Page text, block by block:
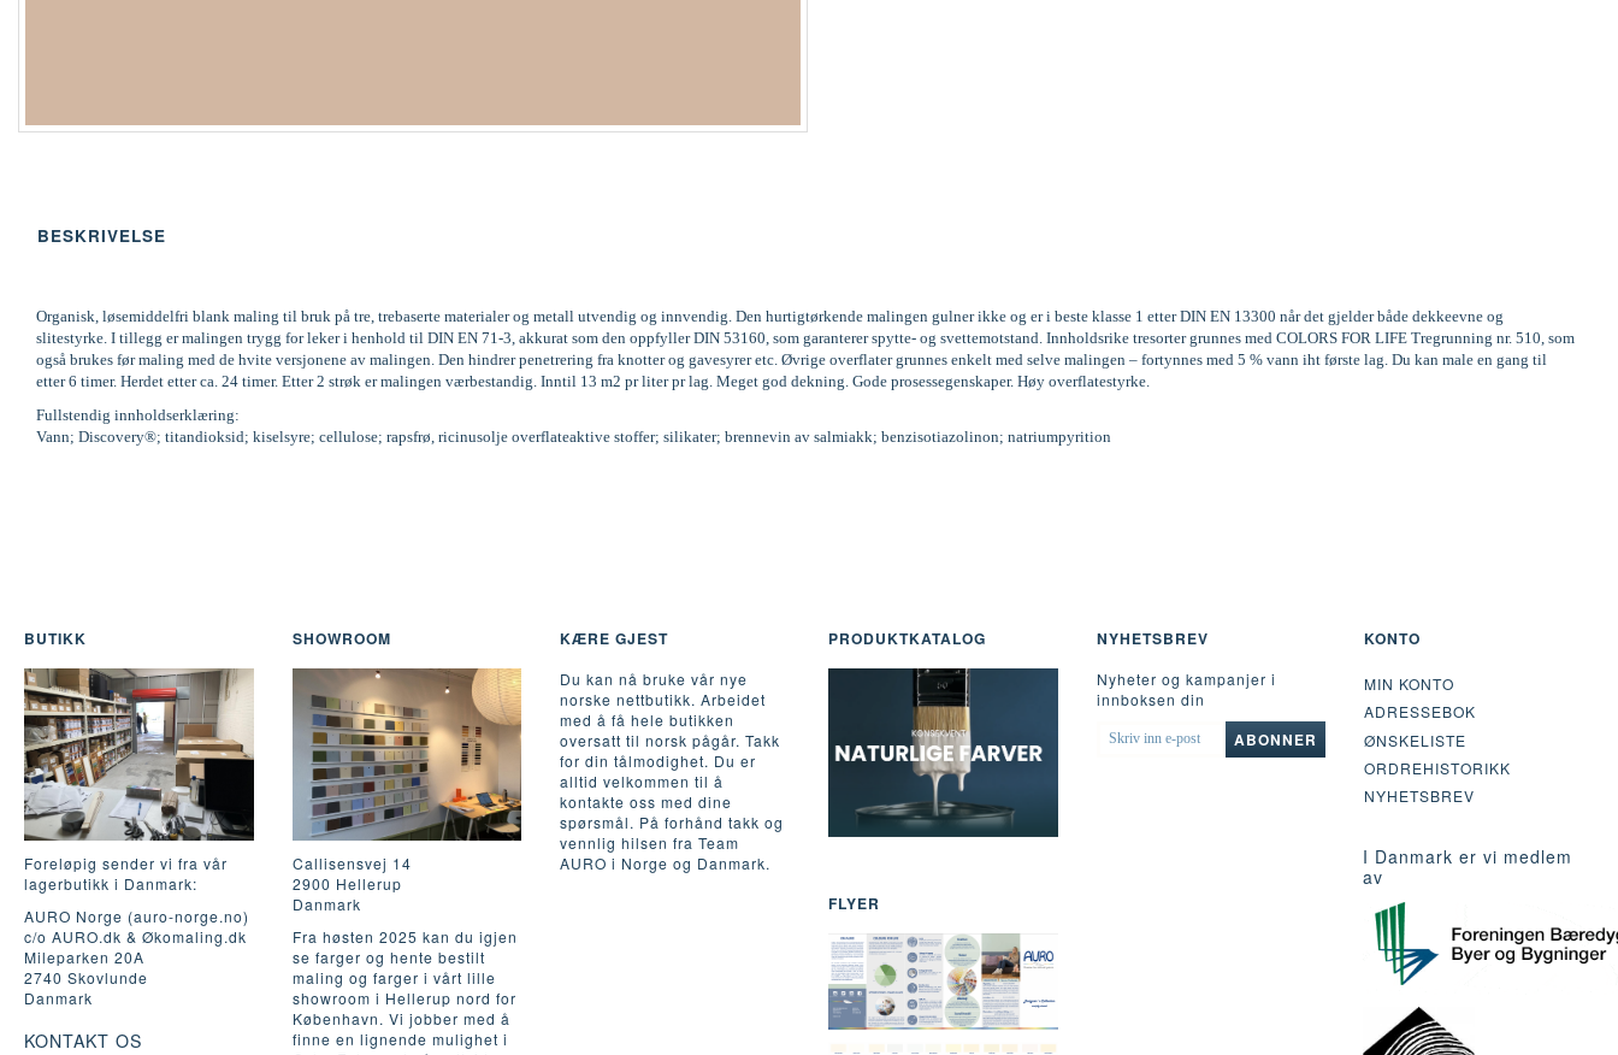
BESKRIVELSE
Organisk, løsemiddelfri blank maling til bruk på tre, trebaserte materialer og metall utvendig og innvendig. Den hurtigtørkende malingen gulner ikke og er i beste klasse 1 etter DIN EN 13300 når det gjelder både dekkeevne og
slitestyrke. I tillegg er malingen trygg for leker i henhold til DIN EN 71-3, akkurat som den oppfyller DIN 53160, som garanterer spytte- og svettemotstand. Innholdsrike tresorter grunnes med COLORS FOR LIFE Tregrunning nr. 510, som
også brukes før maling med de hvite versjonene av malingen. Den hindrer penetrering fra knotter og gavesyrer etc. Øvrige overflater grunnes enkelt med selve malingen – fortynnes med 5 % vann iht første lag. Du kan male en gang til
etter 6 timer. Herdet etter ca. 24 timer. Etter 2 strøk er malingen værbestandig. Inntil 13 m2 pr liter pr lag. Meget god dekning. Gode prosessegenskaper. Høy overflatestyrke.
Fullstendig innholdserklæring:
Vann; Discovery®; titandioksid; kiselsyre; cellulose; rapsfrø, ricinusolje overflateaktive stoffer; silikater; brennevin av salmiakk; benzisotiazolinon; natriumpyrition
BUTIKK
Foreløpig sender vi fra vår
lagerbutikk i Danmark:
AURO Norge (auro-norge.no)
c/o AURO.dk & Økomaling.dk
Mileparken 20A
2740 Skovlunde
Danmark
KONTAKT OS
SHOWROOM
Callisensvej 14
2900 Hellerup
Danmark
Fra høsten 2025 kan du igjen
se farger og hente bestilt
maling og farger i vårt lille
showroom i Hellerup nord for
København. Vi jobber med å
finne en lignende mulighet i
KÆRE GJEST
Du kan nå bruke vår nye
norske nettbutikk. Arbeidet
med å få hele butikken
oversatt til norsk pågår. Takk
for din tålmodighet. Du er
alltid velkommen til å
kontakte oss med dine
spørsmål. På forhånd takk og
vennlig hilsen fra Team
AURO i Norge og Danmark.
PRODUKTKATALOG
FLYER
NYHETSBREV
Nyheter og kampanjer i
innboksen din
SKRIV
ABONNER
KONTO
MIN KONTO
ADRESSEBOK
ØNSKELISTE
ORDREHISTORIKK
NYHETSBREV
I Danmark er vi medlem
av